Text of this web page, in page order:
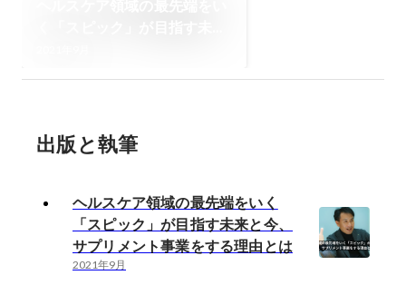
出版と執筆
ヘルスケア領域の最先端をいく
「スピック」が目指す未来と今、
サプリメント事業をする理由とは
2021年9月